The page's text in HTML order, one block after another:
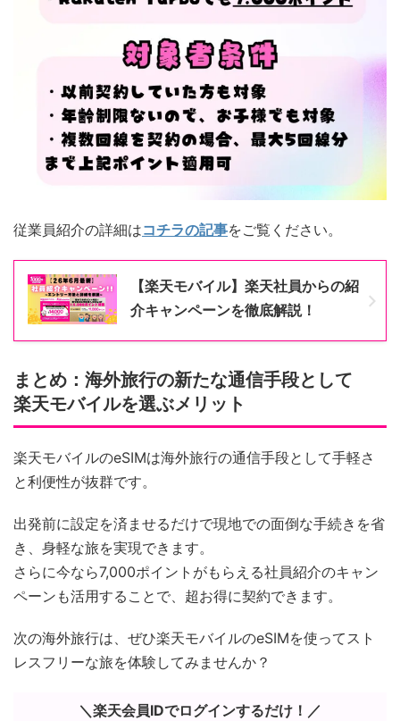
従業員紹介の詳細はコチラの記事をご覧ください。
【楽天モバイル】楽天社員からの紹
介キャンペーンを徹底解説！
まとめ：海外旅行の新たな通信手段として
楽天モバイルを選ぶメリット
楽天モバイルのeSIMは海外旅行の通信手段として手軽さ
と利便性が抜群です。
出発前に設定を済ませるだけで現地での面倒な手続きを省
き、身軽な旅を実現できます。
さらに今なら7,000ポイントがもらえる社員紹介のキャン
ペーンも活用することで、超お得に契約できます。
次の海外旅行は、ぜひ楽天モバイルのeSIMを使ってスト
レスフリーな旅を体験してみませんか？
＼楽天会員IDでログインするだけ！／